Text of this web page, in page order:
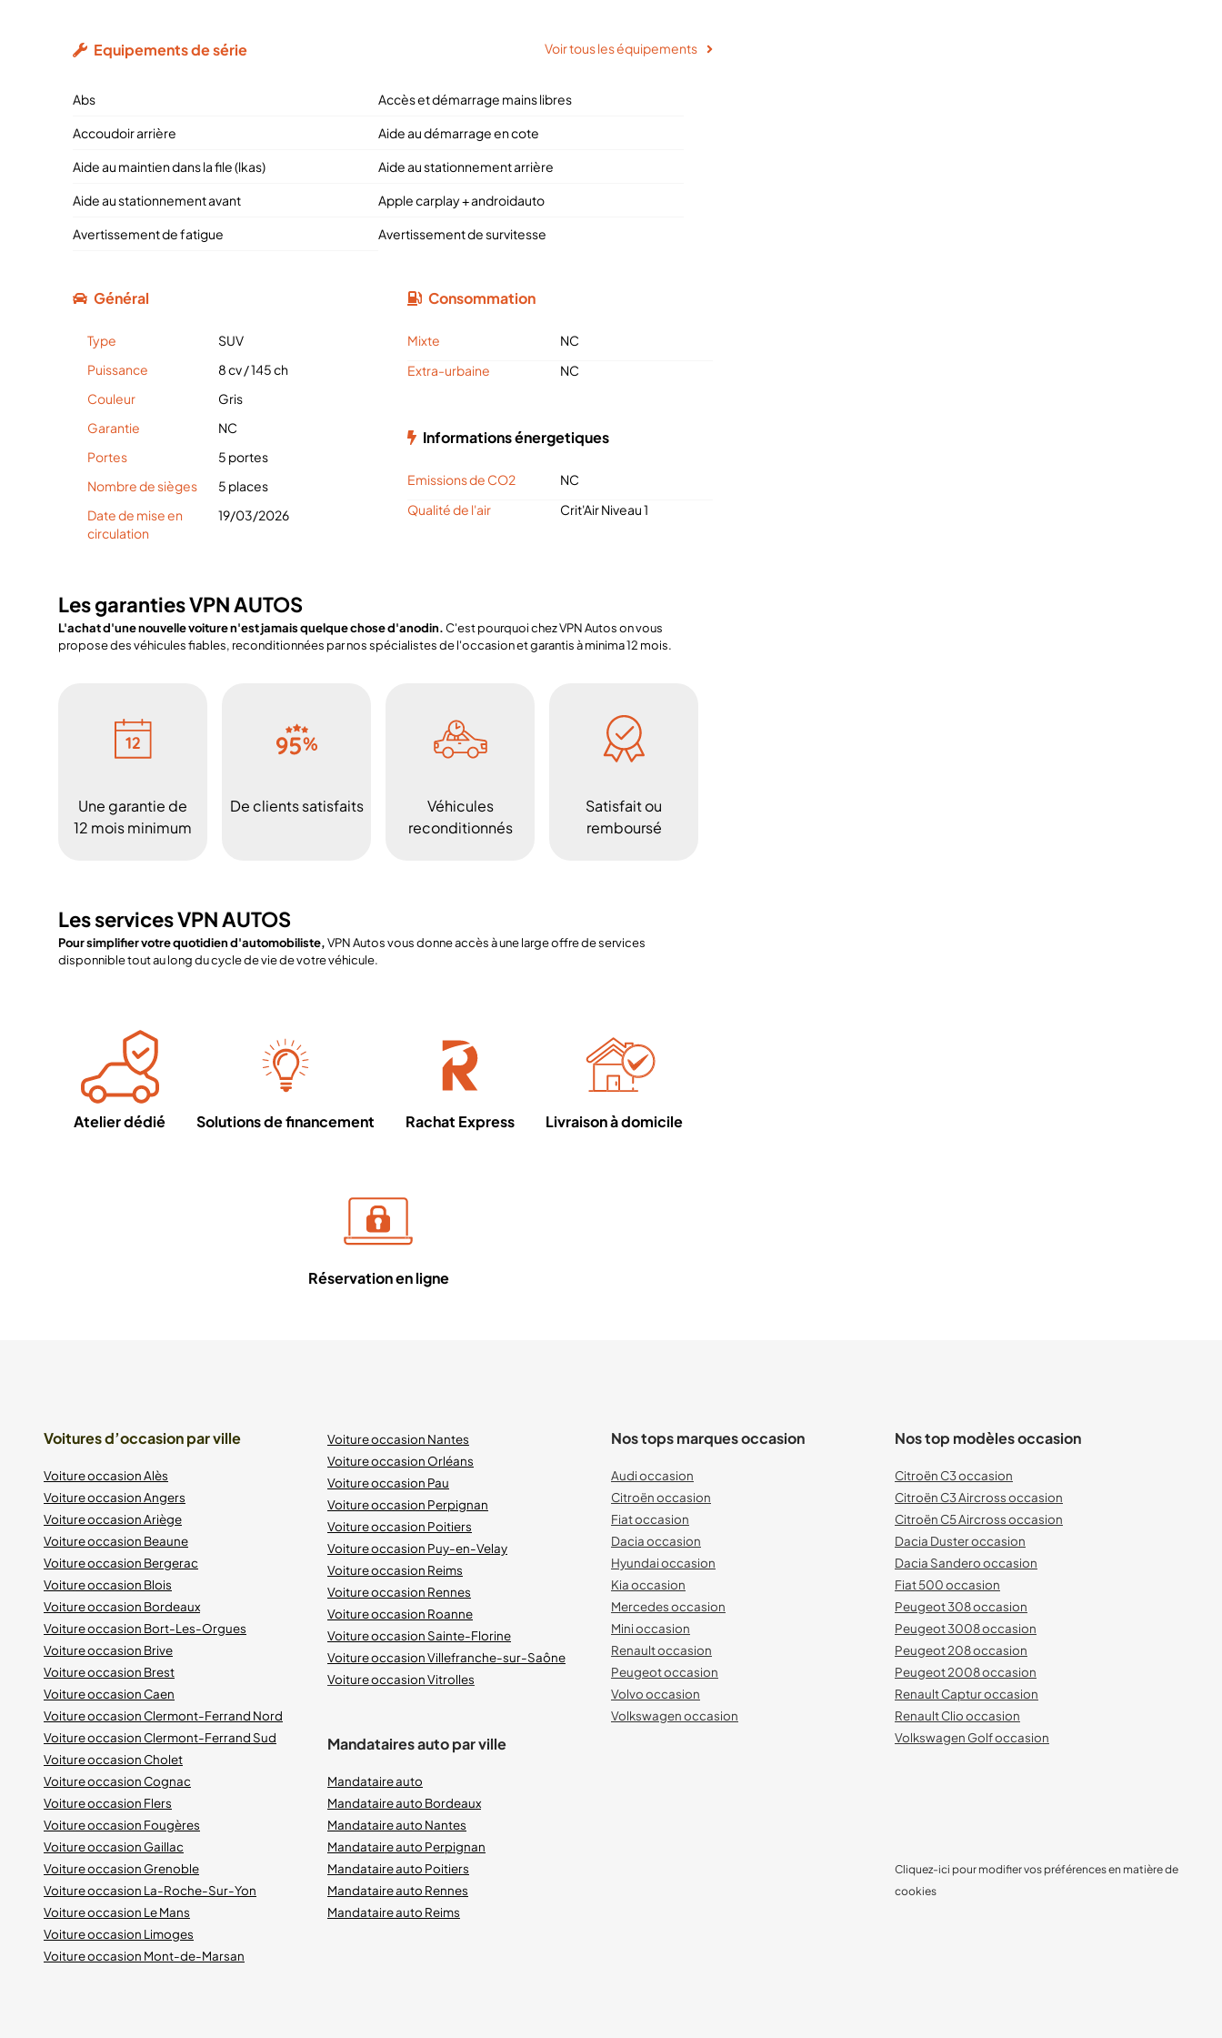
Equipements de série Voir tous les équipements
Abs Accès et démarrage mains libres
Accoudoir arrière Aide au démarrage en cote
Aide au maintien dans la file (lkas) Aide au stationnement arrière
Aide au stationnement avant Apple carplay + androidauto
Avertissement de fatigue Avertissement de survitesse
Général
Type
SUV
Puissance
8 cv/145 ch
Couleur
Gris
Garantie
NC
Portes
5 portes
Nombre de sièges
5 places
Date de mise en
circulation
19/03/2026
Consommation
Mixte
NC
Extra-urbaine
NC
Informations énergetiques
Emissions de CO2
NC
Qualité de l'air
Crit'Air Niveau 1
Les garanties VPN AUTOS
L'achat d'une nouvelle voiture n'est jamais quelque chose d'anodin.C'est pourquoi chez VPN Autos on vous
propose des véhicules fiables, reconditionnées par nos spécialistes de l'occasion et garantis à minima 12 mois.
Une garantie de
12 mois minimum
De clients satisfaits
Véhicules
reconditionnés
Satisfait ou
remboursé
Les services VPN AUTOS
Pour simplifier votre quotidien d'automobiliste,VPN Autos vous donne accès à une large offre de services
disponnible tout au long du cycle de vie de votre véhicule.
Atelier dédié Solutions de financement Rachat Express Livraison à domicile
Réservation en ligne
Voitures d’occasion par ville
Voiture occasion Alès
Voiture occasion Angers
Voiture occasion Ariège
Voiture occasion Beaune
Voiture occasion Bergerac
Voiture occasion Blois
Voiture occasion Bordeaux
Voiture occasion Bort-Les-Orgues
Voiture occasion Brive
Voiture occasion Brest
Voiture occasion Caen
Voiture occasion Clermont-Ferrand Nord
Voiture occasion Clermont-Ferrand Sud
Voiture occasion Cholet
Voiture occasion Cognac
Voiture occasion Flers
Voiture occasion Fougères
Voiture occasion Gaillac
Voiture occasion Grenoble
Voiture occasion La-Roche-Sur-Yon
Voiture occasion Le Mans
Voiture occasion Limoges
Voiture occasion Mont-de-Marsan
Voiture occasion Nantes
Voiture occasion Orléans
Voiture occasion Pau
Voiture occasion Perpignan
Voiture occasion Poitiers
Voiture occasion Puy-en-Velay
Voiture occasion Reims
Voiture occasion Rennes
Voiture occasion Roanne
Voiture occasion Sainte-Florine
Voiture occasion Villefranche-sur-Saône
Voiture occasion Vitrolles
Mandataires auto par ville
Mandataire auto
Mandataire auto Bordeaux
Mandataire auto Nantes
Mandataire auto Perpignan
Mandataire auto Poitiers
Mandataire auto Rennes
Mandataire auto Reims
Nos tops marques occasion
Audi occasion
Citroën occasion
Fiat occasion
Dacia occasion
Hyundai occasion
Kia occasion
Mercedes occasion
Mini occasion
Renault occasion
Peugeot occasion
Volvo occasion
Volkswagen occasion
Nos top modèles occasion
Citroën C3 occasion
Citroën C3 Aircross occasion
Citroën C5 Aircross occasion
Dacia Duster occasion
Dacia Sandero occasion
Fiat 500 occasion
Peugeot 308 occasion
Peugeot 3008 occasion
Peugeot 208 occasion
Peugeot 2008 occasion
Renault Captur occasion
Renault Clio occasion
Volkswagen Golf occasion
Cliquez-ici pour modifier vos préférences en matière de
cookies